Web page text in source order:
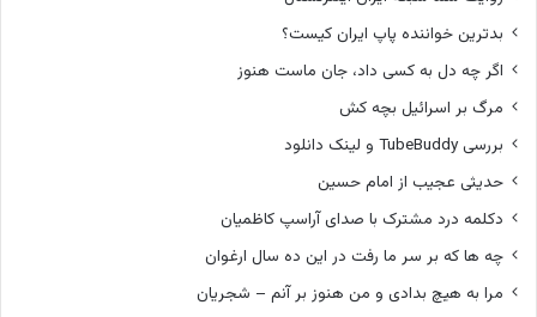
ی
ا
!
بدترین خواننده پاپ ایران کیست؟
اگر چه دل به کسی داد، جان ماست هنوز
مرگ بر اسرائیل بچه کش
بررسی TubeBuddy و لینک دانلود
حدیثی عجیب از امام حسین
دکلمه درد مشترک با صدای آراسپ کاظمیان
چه ها که بر سر ما رفت در این ده سال ارغوان
مرا به هیچ بدادی و من هنوز بر آنم – شجریان